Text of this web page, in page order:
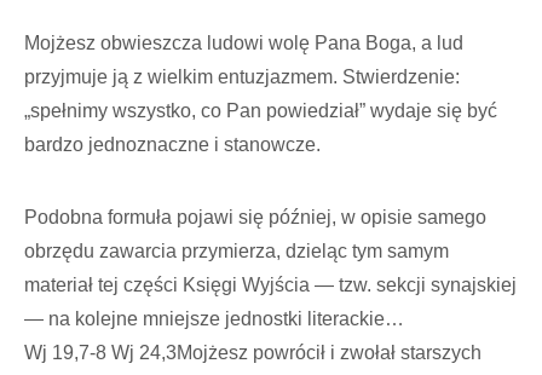
Mojżesz obwieszcza ludowi wolę Pana Boga, a lud
przyjmuje ją z wielkim entuzjazmem. Stwierdzenie:
„spełnimy wszystko, co Pan powiedział” wydaje się być
bardzo jednoznaczne i stanowcze.
Podobna formuła pojawi się później, w opisie samego
obrzędu zawarcia przymierza, dzieląc tym samym
materiał tej części Księgi Wyjścia — tzw. sekcji synajskiej
— na kolejne mniejsze jednostki literackie…
Wj 19,7-8 Wj 24,3Mojżesz powrócił i zwołał starszych